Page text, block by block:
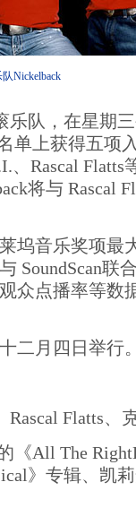
Nickelback
队，在星期三
单上获得五项
、Rascal Flatts
将与 Rascal
音乐奖项最
SoundScan联
众点播率等数
二月四日举行
Rascal Flatts、
《All The
》专辑、凯